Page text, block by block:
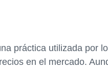
práctica utilizada por
en el mercado.